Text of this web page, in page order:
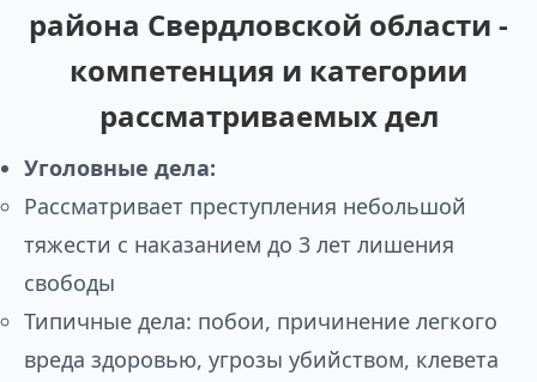
района Свердловской области -
компетенция и категории
рассматриваемых дел
Уголовные дела:
Рассматривает преступления небольшой
тяжести с наказанием до 3 лет лишения
свободы
Типичные дела: побои, причинение легкого
вреда здоровью, угрозы убийством, клевета